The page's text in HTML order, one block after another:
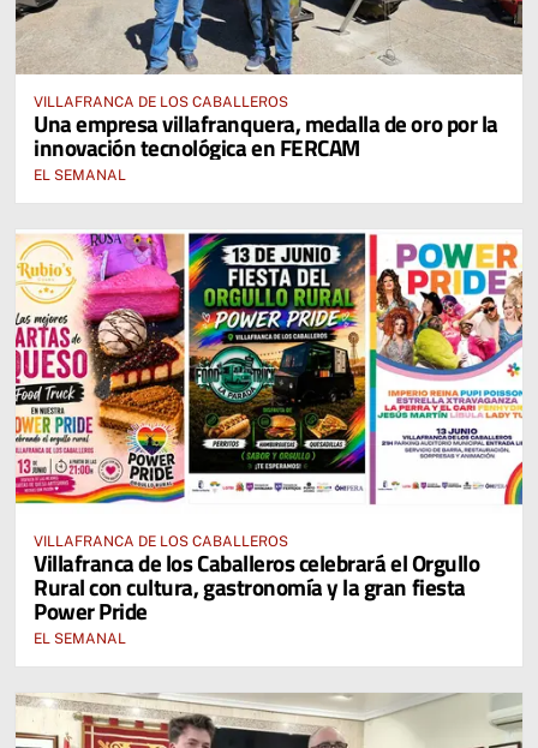
VILLAFRANCA DE LOS CABALLEROS
Una empresa villafranquera, medalla de oro por la
innovación tecnológica en FERCAM
EL SEMANAL
VILLAFRANCA DE LOS CABALLEROS
Villafranca de los Caballeros celebrará el Orgullo
Rural con cultura, gastronomía y la gran fiesta
Power Pride
EL SEMANAL